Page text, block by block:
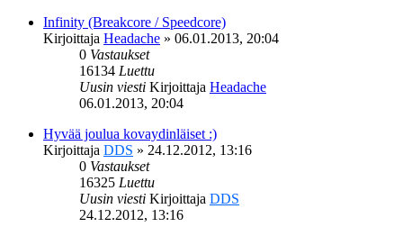
Infinity (Breakcore / Speedcore)
Kirjoittaja Headache » 06.01.2013, 20:04
0 Vastaukset
16134 Luettu
Uusin viesti Kirjoittaja Headache
06.01.2013, 20:04
Hyvää joulua kovaydinläiset :)
Kirjoittaja DDS » 24.12.2012, 13:16
0 Vastaukset
16325 Luettu
Uusin viesti Kirjoittaja DDS
24.12.2012, 13:16